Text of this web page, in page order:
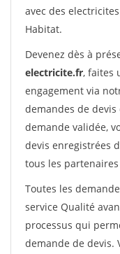
avec des
Habitat.
Devenez dès à
electricite.fr, faites
engagement via
demandes de
demande validée,
devis enregistrées
tous les
Toutes les
service Qualité
processus qui
demande de devis.